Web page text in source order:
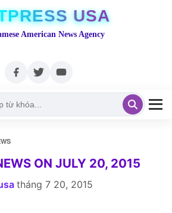
USA
American News Agency
ON JULY 20, 2015
tháng 7 20, 2015